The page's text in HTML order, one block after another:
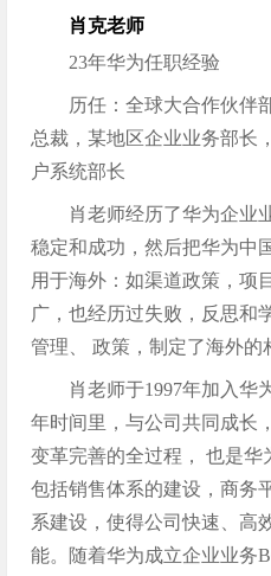
肖克老师
23年华为任职经验
历任：全球大合作伙伴
总裁，某地区企业业务部长
户系统部长
肖老师经历了华为企业
稳定和成功，然后把华为中
用于海外：如渠道政策，项
广，也经历过失败，反思和
管理、 政策，制定了海外的
肖老师于1997年加入华
年时间里，与公司共同成长
变革完善的全过程， 也是华
包括销售体系的建设，商务
系建设，使得公司快速、高
能。随着华为成立企业业务